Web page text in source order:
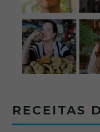
RECEITAS